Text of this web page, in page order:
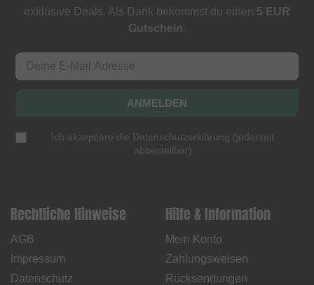
exklusive Deals. Als Dank bekommst du einen 5 EUR
Gutschein.
ANMELDEN
Ich akzeptiere die Datenschutzerklärung (jederzeit
abbestellbar)
Rechtliche Hinweise
AGB
Impressum
Datenschutz
Hilfe & Information
Mein Konto
Zahlungsweisen
Rücksendungen